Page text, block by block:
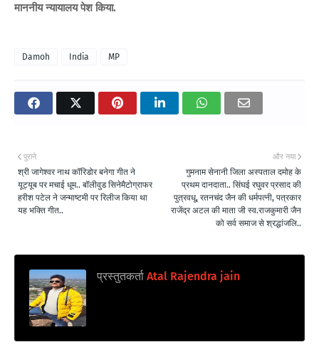
माननीय न्यायालय पेश किया.
Damoh India MP
और नया
गुमनाम सेनानी जिला अस्पताल दमोह के
प्रथम दानदाता.. सिंघई रघुवर प्रसाद की
पुत्रवधू, रतनचंद जैन की धर्मपत्नी, पत्रकार
राजेंद्र अटल की माता जी स्व.राजकुमारी जैन
को सर्व समाज से श्रद्धांजलि..
पुराने
श्री जागेश्वर नाथ कॉरिडोर बनेगा गीत ने
यूट्यूब पर मचाई धूम.. बॉलीवुड सिनेमैटोग्राफर
हरीश पटेल ने जन्माष्टमी पर रिलीज किया था
यह भक्ति गीत..
प्रस्तुतकर्ता Atal Rajendra jain